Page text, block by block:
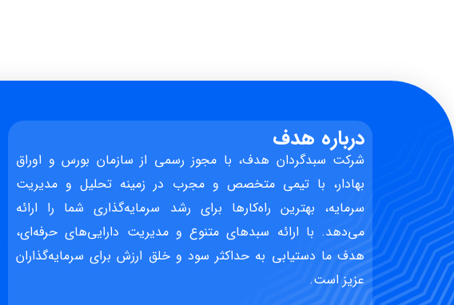
درباره هدف
شرکت سبدگردان هدف، با مجوز رسمی از سازمان بورس و اوراق
بهادار، با تیمی متخصص و مجرب در زمینه تحلیل و مدیریت
سرمایه، بهترین راه‌کارها برای رشد سرمایه‌گذاری شما را ارائه
می‌دهد. با ارائه سبدهای متنوع و مدیریت دارایی‌های حرفه‌ای،
هدف ما دستیابی به حداکثر سود و خلق ارزش برای سرمایه‌گذاران
عزیز است.